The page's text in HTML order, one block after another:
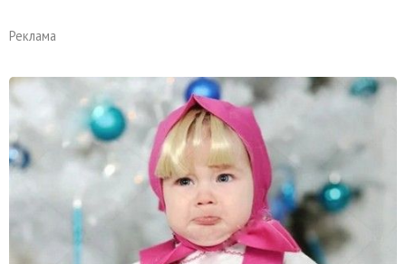
Реклама